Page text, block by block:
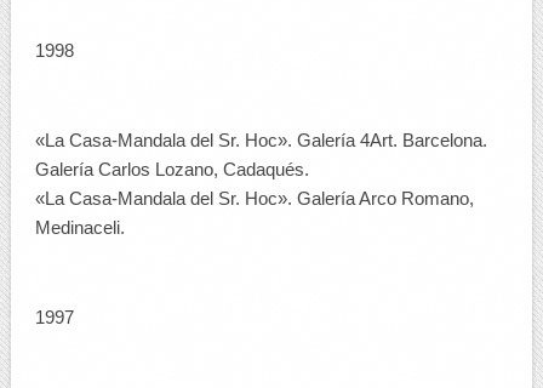
1998
«La Casa-Mandala del Sr. Hoc». Galería 4Art. Barcelona.
Galería Carlos Lozano, Cadaqués.
«La Casa-Mandala del Sr. Hoc». Galería Arco Romano,
Medinaceli.
1997